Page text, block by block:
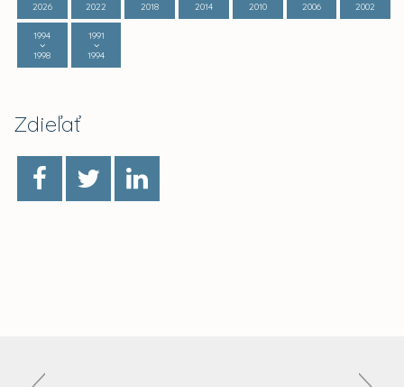
2026
2022
2018
2014
2010
2006
2002
1994
1998
1991
1994
Zdieľať